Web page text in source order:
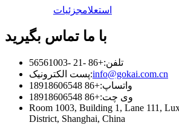
استعلامجزئیات
با ما تماس بگیرید
تلفن:+86 -21 -56561003
پست الکترونیک:info@gokai.com.cn
واتساپ:+86 18918606548
وی چت:+86 18918606548
Room 1003, Building 1, Lane 111,
District, Shanghai, China